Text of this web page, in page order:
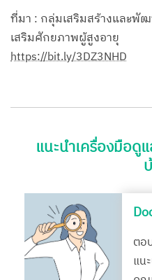
ที่มา : กลุ่มเสริมสร้างและพั
เสริมศักยภาพผู้สูงอายุ
https://bit.ly/3DZ3NHD
แนะนำเครื่องมือดู
ตอ
แน